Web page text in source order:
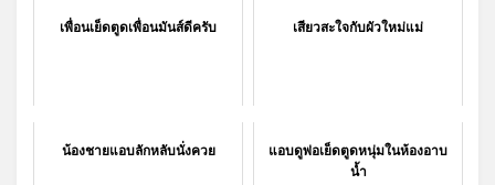
เพื่อนเย็ดตูดเพื่อนมันส์ดีครับ เสียวสะใจกับผัวใหม่แม่
น้องชายแอบลักหลับนั่งควย
แอบดูพ่อเย็ดตูดหนุ่มในห้องอาบ
น้ำ